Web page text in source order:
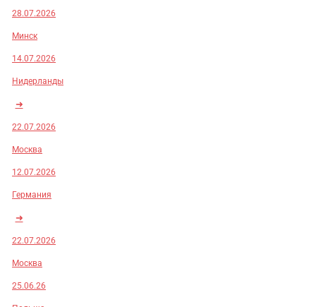
28.07.2026
Минск
14.07.2026
Нидерланды
➜
22.07.2026
Москва
12.07.2026
Германия
➜
22.07.2026
Москва
25.06.26